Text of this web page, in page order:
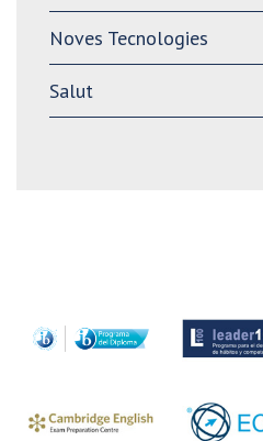
Noves Tecnologies
Salut